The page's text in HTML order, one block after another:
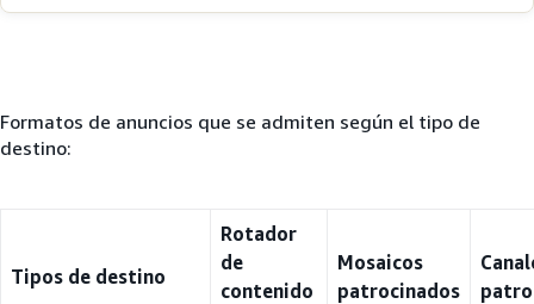
Formatos de anuncios que se admiten según el tipo de
destino:
Tipos de destino
Rotador
de
contenido
Mosaicos
patrocinados